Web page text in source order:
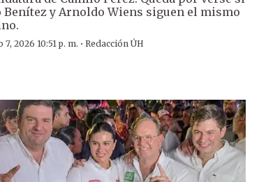
Benítez y Arnoldo Wiens siguen el mismo
7, 2026 10:51 p. m. ·Redacción ÚH